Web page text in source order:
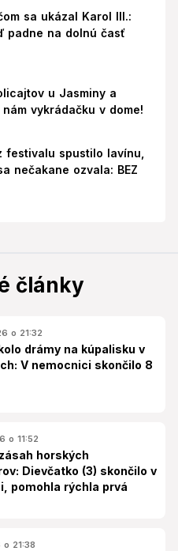
sa ukázal Karol III.:
padne na dolnú časť
u Jasminy a
vykrádačku v dome!
festivalu spustilo lavínu,
nečakane ozvala: BEZ
články
o 21:32
drámy na kúpalisku v
V nemocnici skončilo 8
o 11:52
horských
Dievčatko (3) skončilo v
pomohla rýchla prvá
21:38